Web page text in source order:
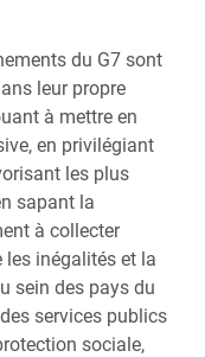
du G7 sont
leur propre
à mettre en
en privilégiant
les plus
sapant la
à collecter
les inégalités et la
sein des pays du
services publics
sociale,